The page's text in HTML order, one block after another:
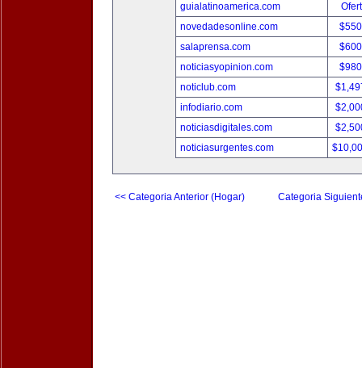
guialatinoamerica.com
novedadesonline.com
salaprensa.com
noticiasyopinion.com
noticlub.com
infodiario.com
noticiasdigitales.com
noticiasurgentes.com
<< Categoria Anterior (Hogar) Categoria